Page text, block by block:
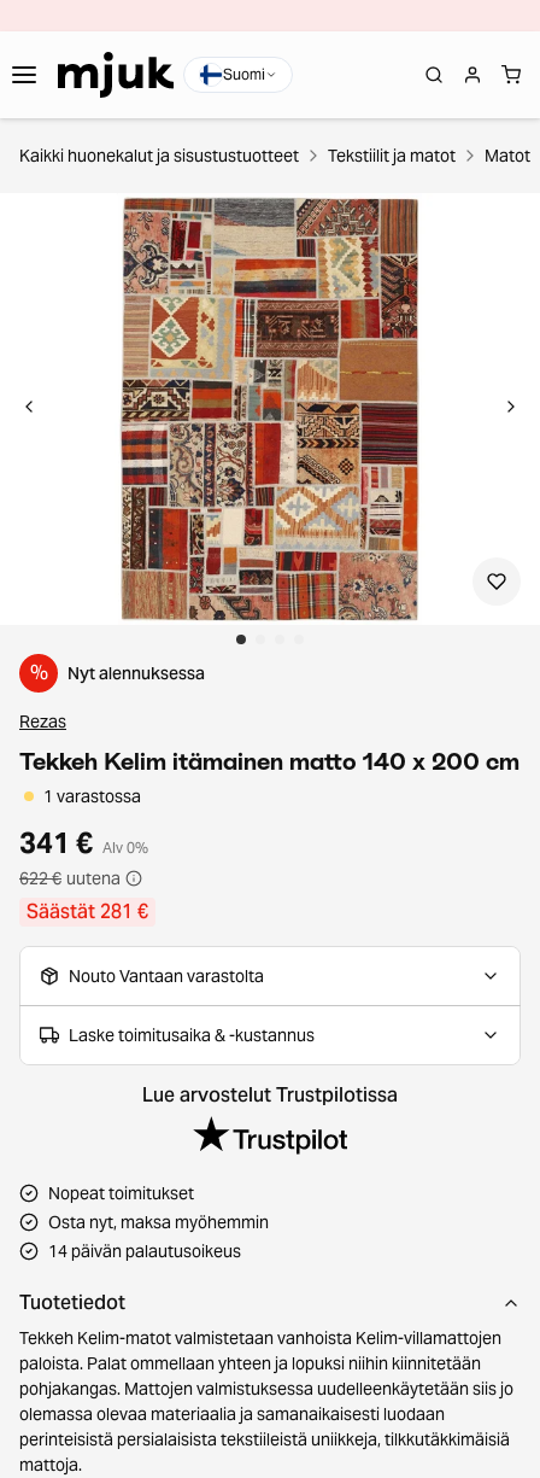
Suomi
Kaikki huonekalut ja sisustustuotteet Tekstiilit ja matot Matot
% Nyt alennuksessa
Rezas
Tekkeh Kelim itämainen matto 140 x 200 cm
1 varastossa
341 € Alv 0%
622 € uutena
Säästät 281 €
Nouto Vantaan varastolta
Laske toimitusaika & -kustannus
Lue arvostelut Trustpilotissa
Nopeat toimitukset
Osta nyt, maksa myöhemmin
14 päivän palautusoikeus
Tuotetiedot
Tekkeh Kelim-matot valmistetaan vanhoista Kelim-villamattojen
paloista. Palat ommellaan yhteen ja lopuksi niihin kiinnitetään
pohjakangas. Mattojen valmistuksessa uudelleenkäytetään siis jo
olemassa olevaa materiaalia ja samanaikaisesti luodaan
perinteisistä persialaisista tekstiileistä uniikkeja, tilkkutäkkimäisiä
mattoja.